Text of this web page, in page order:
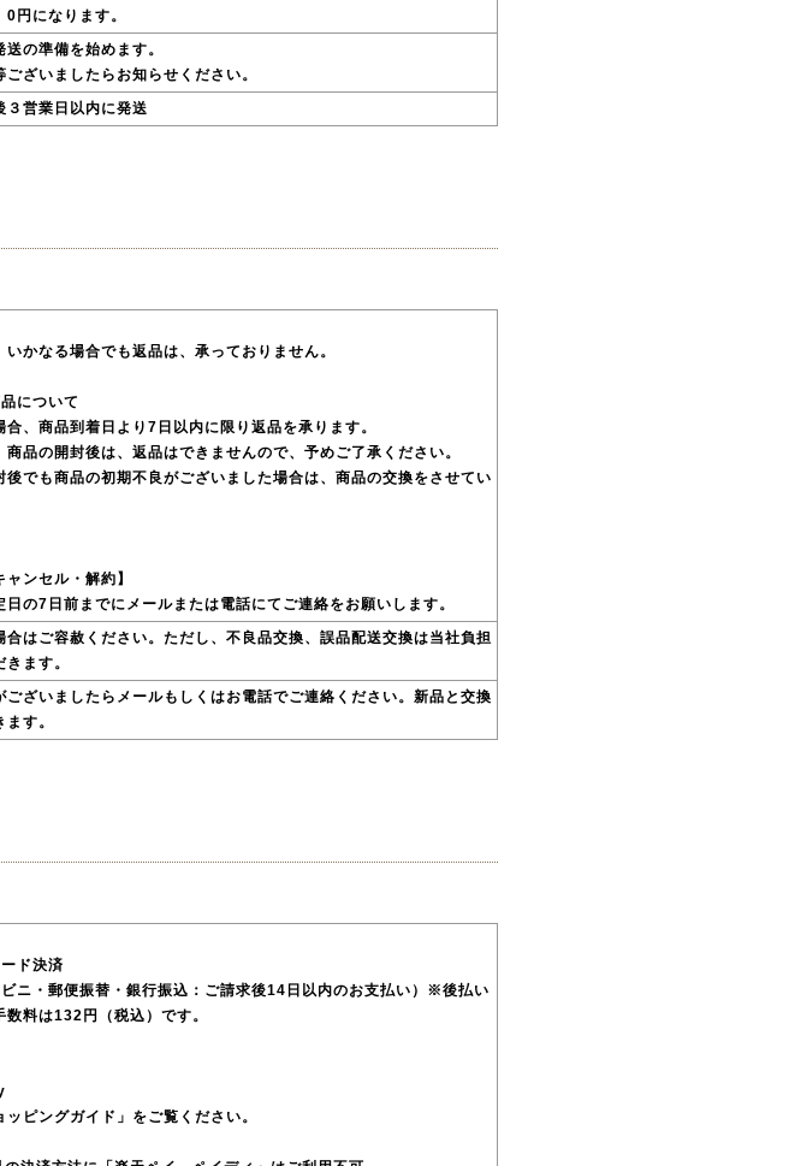
円になります。
の準備を始めます。
ございましたらお知らせください。
３営業日以内に発送
いかなる場合でも返品は、承っておりません。
について
合、商品到着日より7日以内に限り返品を承ります。
商品の開封後は、返品はできませんので、予めご了承ください。
後でも商品の初期不良がございました場合は、商品の交換をさせてい
ャンセル・解約】
日の7日前までにメールまたは電話にてご連絡をお願いします。
合はご容赦ください。ただし、不良品交換、誤品配送交換は当社負担
ます。
ございましたらメールもしくはお電話でご連絡ください。新品と交換
す。
ド決済
ニ・郵便振替・銀行振込：ご請求後14日以内のお支払い）※後払い
数料は132円（税込）です。
ピングガイド」をご覧ください。